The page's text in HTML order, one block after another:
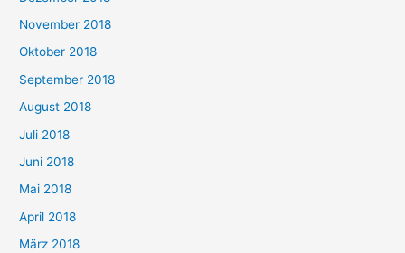
November 2018
Oktober 2018
September 2018
August 2018
Juli 2018
Juni 2018
Mai 2018
April 2018
März 2018